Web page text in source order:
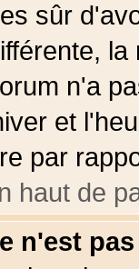
sûr
n'a
et
par
haut de
n'est